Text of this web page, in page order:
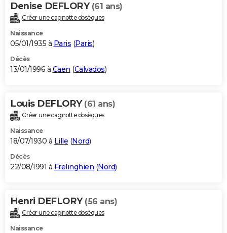
Denise DEFLORY (61 ans)
Créer une cagnotte obsèques
Naissance
05/01/1935 à Paris (Paris)
Décès
13/01/1996 à Caen (Calvados)
Louis DEFLORY (61 ans)
Créer une cagnotte obsèques
Naissance
18/07/1930 à Lille (Nord)
Décès
22/08/1991 à Frelinghien (Nord)
Henri DEFLORY (56 ans)
Créer une cagnotte obsèques
Naissance